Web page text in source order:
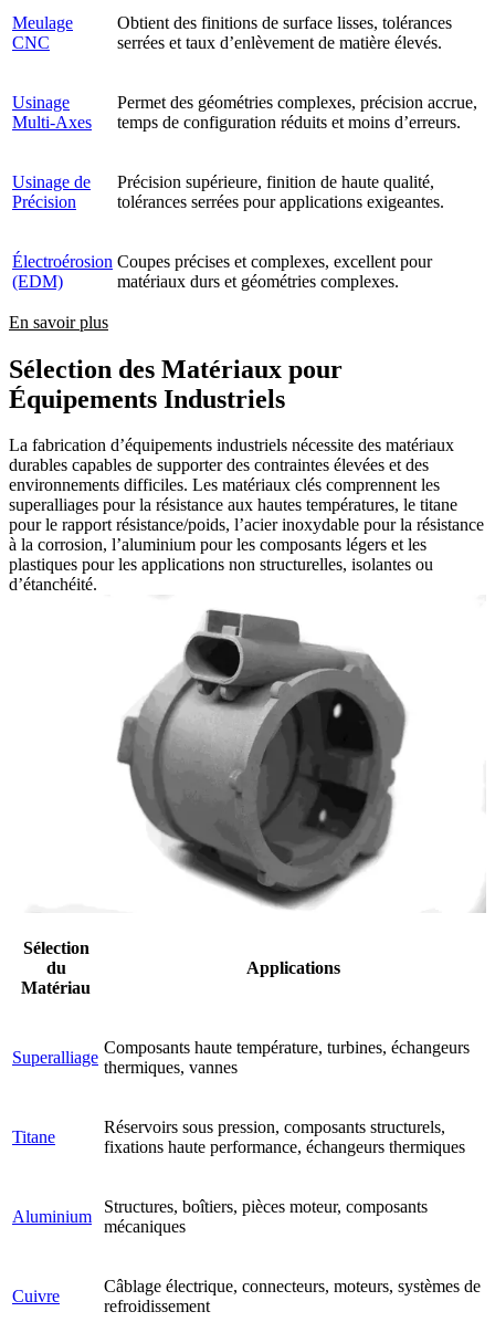
Meulage
CNC
Obtient des finitions de surface lisses, tolérances
serrées et taux d’enlèvement de matière élevés.
Usinage
Multi-Axes
Permet des géométries complexes, précision accrue,
temps de configuration réduits et moins d’erreurs.
Usinage de
Précision
Précision supérieure, finition de haute qualité,
tolérances serrées pour applications exigeantes.
Électroérosion
(EDM)
Coupes précises et complexes, excellent pour
matériaux durs et géométries complexes.
En savoir plus
Sélection des Matériaux pour
Équipements Industriels
La fabrication d’équipements industriels nécessite des matériaux
durables capables de supporter des contraintes élevées et des
environnements difficiles. Les matériaux clés comprennent les
superalliages pour la résistance aux hautes températures, le titane
pour le rapport résistance/poids, l’acier inoxydable pour la résistance
à la corrosion, l’aluminium pour les composants légers et les
plastiques pour les applications non structurelles, isolantes ou
d’étanchéité.
Sélection
du
Matériau
Applications
Superalliage
Composants haute température, turbines, échangeurs
thermiques, vannes
Titane
Réservoirs sous pression, composants structurels,
fixations haute performance, échangeurs thermiques
Aluminium
Structures, boîtiers, pièces moteur, composants
mécaniques
Cuivre
Câblage électrique, connecteurs, moteurs, systèmes de
refroidissement